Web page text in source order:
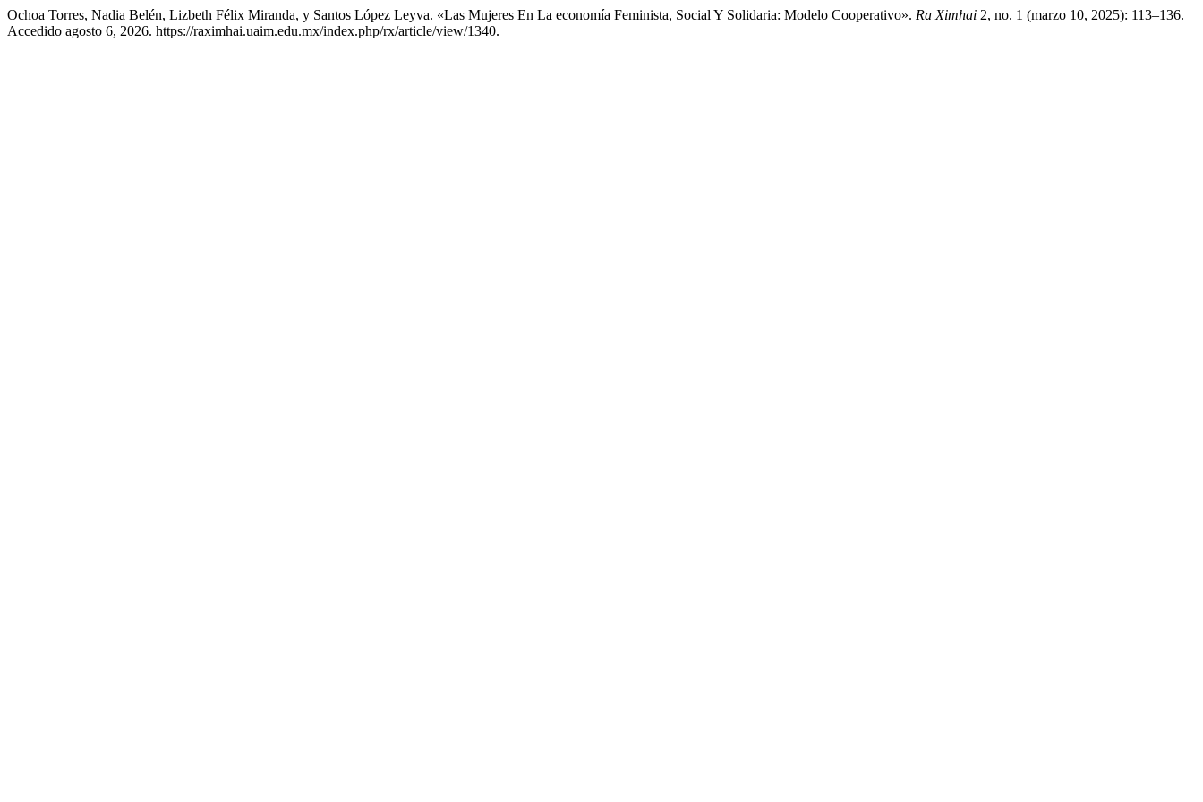
Ochoa Torres, Nadia Belén, Lizbeth Félix Miranda, y Santos López Leyva. «Las Mujeres En La economía Feminista, Social Y Solidaria: Modelo Cooperativo». Ra Ximhai 2, no. 1 (marzo 10, 2025): 113–136.
Accedido agosto 6, 2026. https://raximhai.uaim.edu.mx/index.php/rx/article/view/1340.